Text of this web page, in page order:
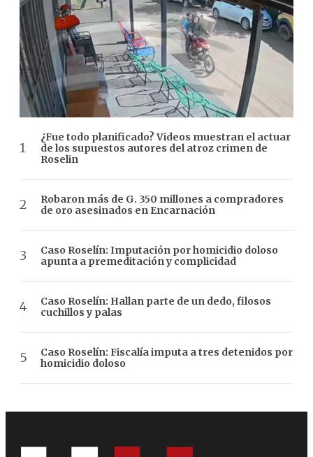
¿Fue todo planificado? Videos muestran el actuar
de los supuestos autores del atroz crimen de
Roselin
Robaron más de G. 350 millones a compradores
de oro asesinados en Encarnación
Caso Roselín: Imputación por homicidio doloso
apunta a premeditación y complicidad
Caso Roselín: Hallan parte de un dedo, filosos
cuchillos y palas
Caso Roselín: Fiscalía imputa a tres detenidos por
homicidio doloso